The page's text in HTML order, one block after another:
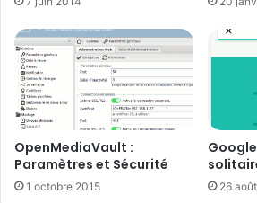
OpenMediaVault :
Paramètres et Sécurité
1 octobre 2015 26